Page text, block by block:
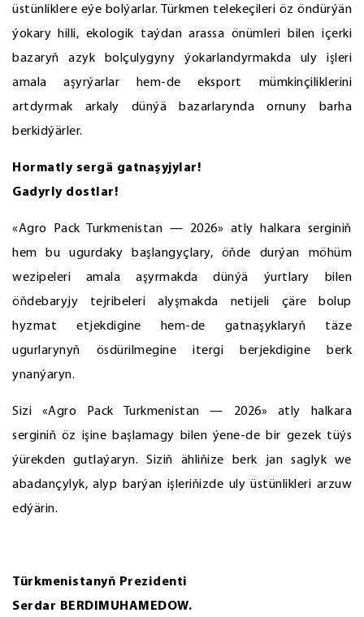
üstünliklere eýe bolýarlar. Türkmen telekeçileri öz öndürýän
ýokary hilli, ekologik taýdan arassa önümleri bilen içerki
bazaryň azyk bolçulygyny ýokarlandyrmakda uly işleri
amala aşyrýarlar hem-de eksport mümkinçiliklerini
artdyrmak arkaly dünýä bazarlarynda ornuny barha
berkidýärler.
Hormatly sergä gatnaşyjylar!
Gadyrly dostlar!
«Agro Pack Turkmenistan — 2026» atly halkara serginiň
hem bu ugurdaky başlangyçlary, öňde durýan möhüm
wezipeleri amala aşyrmakda dünýä ýurtlary bilen
öňdebaryjy tejribeleri alyşmakda netijeli çäre bolup
hyzmat etjekdigine hem-de gatnaşyklaryň täze
ugurlarynyň ösdürilmegine itergi berjekdigine berk
ynanýaryn.
Sizi «Agro Pack Turkmenistan — 2026» atly halkara
serginiň öz işine başlamagy bilen ýene-de bir gezek tüýs
ýürekden gutlaýaryn. Siziň ähliňize berk jan saglyk we
abadançylyk, alyp barýan işleriňizde uly üstünlikleri arzuw
edýärin.
Türkmenistanyň Prezidenti
Serdar BERDIMUHAMEDOW.